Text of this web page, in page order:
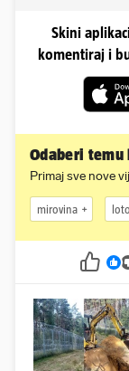
Skini
komentiraj i
Odaberi
Primaj sve nove
mirovina